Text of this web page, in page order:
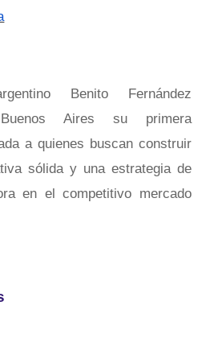
Benito Fernández
Aires su primera
a quienes buscan construir
sólida y una estrategia de
en el competitivo mercado